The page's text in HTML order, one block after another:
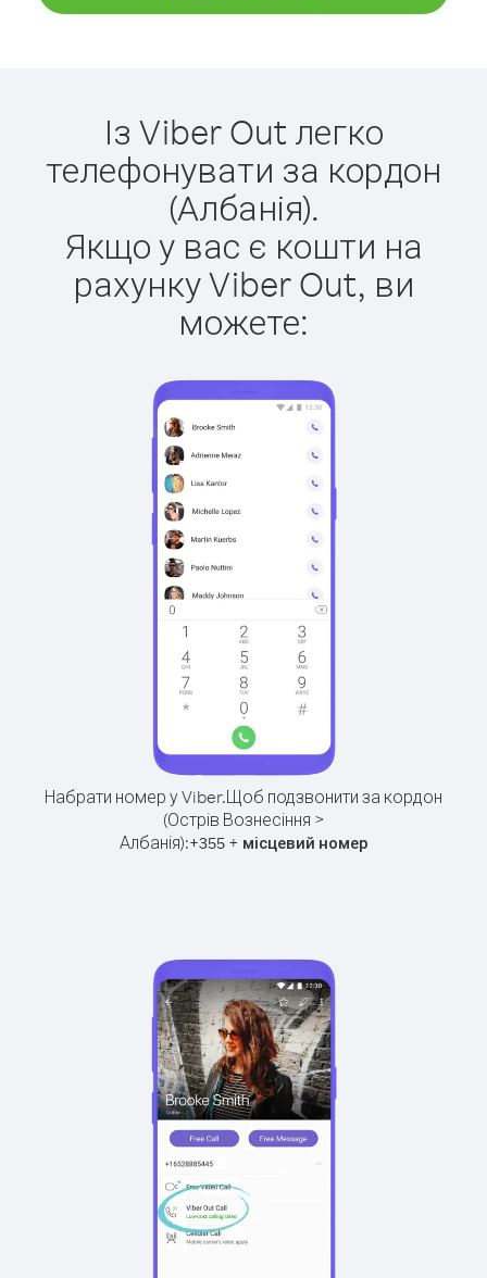
Із Viber Out легко
телефонувати за кордон
(Албанія).
Якщо у вас є кошти на
рахунку Viber Out, ви
можете:
Набрати номер у Viber.Щоб подзвонити за кордон
(Острів Вознесіння >
Албанія):+355+ місцевий номер